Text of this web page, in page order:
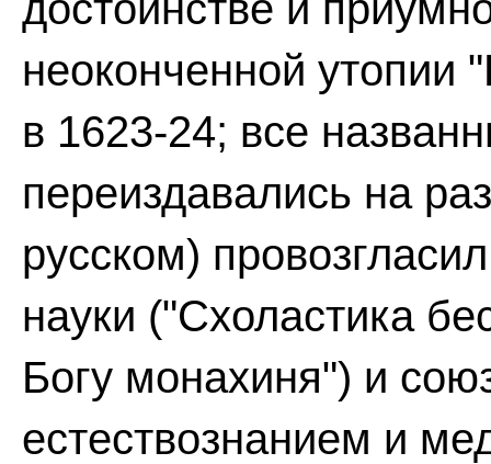
неоконченной утопии
в 1623-24; все
переиздавались на
русском)
науки ("Схоластика
Богу монахиня") и
естествознанием и